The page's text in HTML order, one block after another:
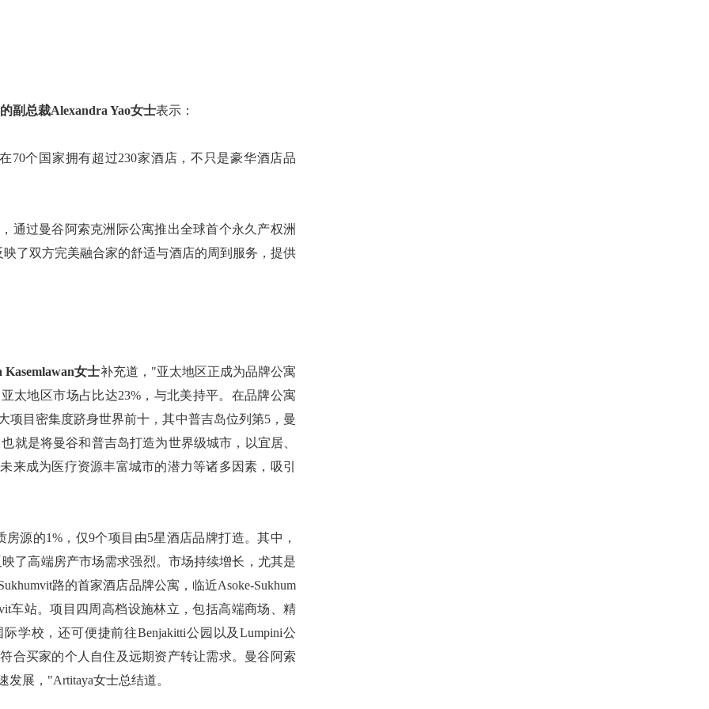
副总裁Alexandra Yao女士表示：
70个国家拥有超过230家酒店，不只是豪华酒店品
通过曼谷阿索克洲际公寓推出全球首个永久产权洲
了双方完美融合家的舒适与酒店的周到服务，提供
女士补充道，"亚太地区正成为品牌公寓
太地区市场占比达23%，与北美持平。在品牌公寓
项目密集度跻身世界前十，其中普吉岛位列第5，曼
就是将曼谷和普吉岛打造为世界级城市，以宜居、
来成为医疗资源丰富城市的潜力等诸多因素，吸引
源的1%，仅9个项目由5星酒店品牌打造。其中，
了高端房产市场需求强烈。市场持续增长，尤其是
路的首家酒店品牌公寓，临近Asoke-Sukhum
车站。项目四周高档设施林立，包括高端商场、精
学校，还可便捷前往Benjakitti公园以及Lumpini公
合买家的个人自住及远期资产转让需求。曼谷阿索
展，"Artitaya女士总结道。